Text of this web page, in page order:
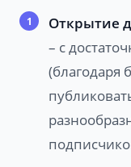
Открытие
– с
(благодаря